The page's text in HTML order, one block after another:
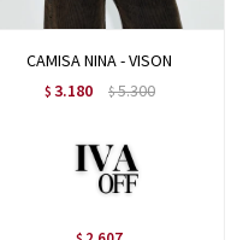
CAMISA NINA - VISON
$ 3.180 $5.300